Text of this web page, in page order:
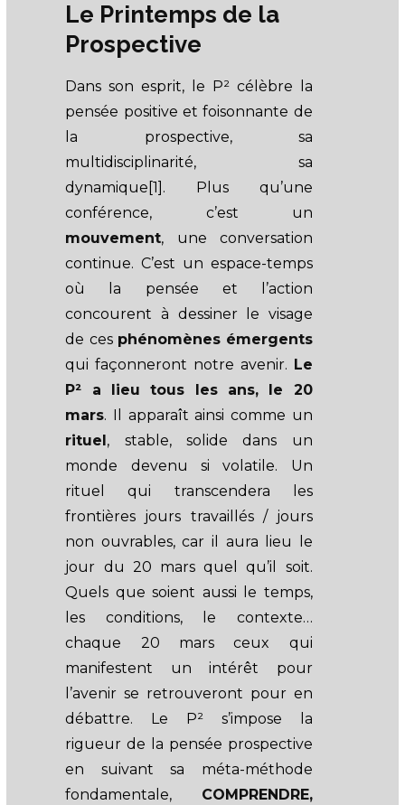
Le Printemps de la
Prospective
Dans son esprit, le P² célèbre la
pensée positive et foisonnante de
la prospective, sa
multidisciplinarité, sa
dynamique[1]. Plus qu’une
conférence, c’est un
mouvement, une conversation
continue. C’est un espace-temps
où la pensée et l’action
concourent à dessiner le visage
de ces phénomènes émergents
qui façonneront notre avenir. Le
P² a lieu tous les ans, le 20
mars. Il apparaît ainsi comme un
rituel , stable, solide dans un
monde devenu si volatile. Un
rituel qui transcendera les
frontières jours travaillés / jours
non ouvrables, car il aura lieu le
jour du 20 mars quel qu’il soit.
Quels que soient aussi le temps,
les conditions, le contexte…
chaque 20 mars ceux qui
manifestent un intérêt pour
l’avenir se retrouveront pour en
débattre. Le P² s’impose la
rigueur de la pensée prospective
en suivant sa méta-méthode
fondamentale, COMPRENDRE,